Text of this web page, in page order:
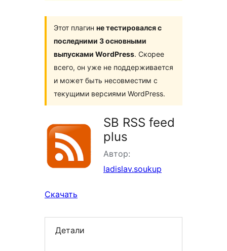
Этот плагин не тестировался с
последними 3 основными
выпусками WordPress. Скорее
всего, он уже не поддерживается
и может быть несовместим с
текущими версиями WordPress.
SB RSS feed
plus
Автор:
ladislav.soukup
Скачать
Детали